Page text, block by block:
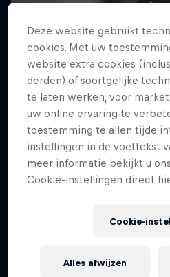
Deze website gebruikt
cookies. Met uw
website extra cookies
derden) of soortgelijke
te laten werken, voor
uw online ervaring te
toestemming te allen tijde
instellingen in de voettekst
meer informatie bekijkt u ons
Cookie-instellingen direct
Cookie-
Alles afwijzen